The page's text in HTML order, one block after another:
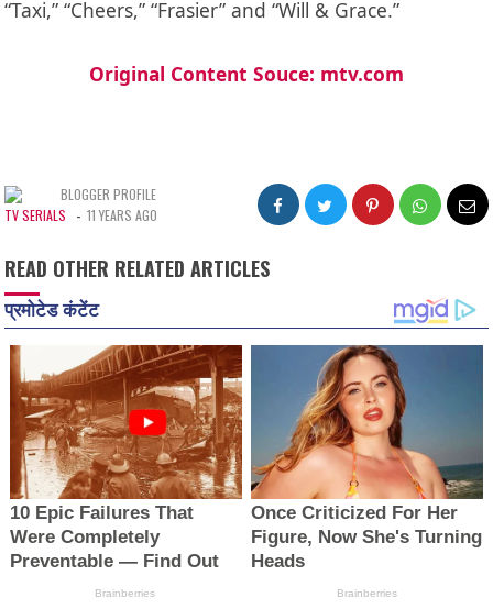
“Taxi,” “Cheers,” “Frasier” and “Will & Grace.”
Original Content Souce: mtv.com
BLOGGER PROFILE
TV SERIALS
- 11 YEARS AGO
READ OTHER RELATED ARTICLES